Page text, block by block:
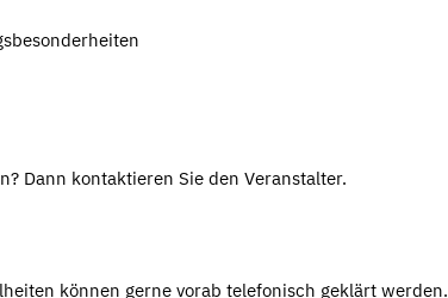
Dann kontaktieren Sie den Veranstalter.
können gerne vorab telefonisch geklärt werden.